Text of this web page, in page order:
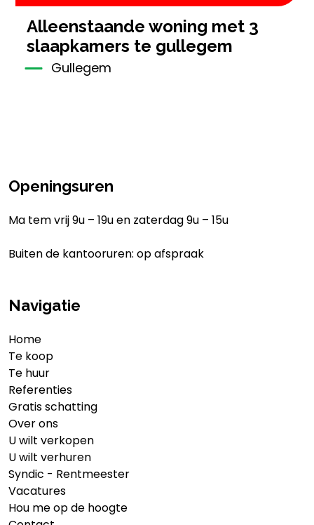
alleenstaande woning met 3
slaapkamers te gullegem
Gullegem
Openingsuren
Ma tem vrij 9u – 19u en zaterdag 9u – 15u
Buiten de kantooruren: op afspraak
Navigatie
Home
Te koop
Te huur
Referenties
Gratis schatting
Over ons
U wilt verkopen
U wilt verhuren
Syndic - Rentmeester
Vacatures
Hou me op de hoogte